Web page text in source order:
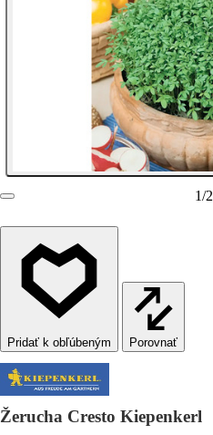
1/2
Porovnať
Žerucha Cresto Kiepenkerl